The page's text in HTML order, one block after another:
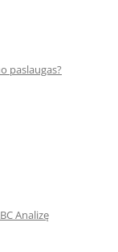
paslaugas?
Analizę